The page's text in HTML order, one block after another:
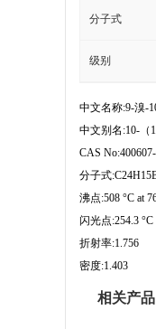
分子式
级别
中文名称:9-溴-
中文别名:10-（
CAS
分子式
沸点:508 °C at
闪光点:254.3 °C
折射率:1.756
密度:1.403
相关产品